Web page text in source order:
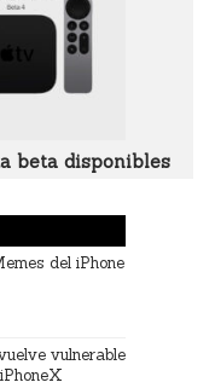
beta disponibles
del iPhone
vulnerable